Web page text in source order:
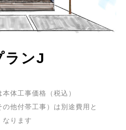
ランJ
体工事価格（税込）
他付帯工事）は別途費用と
なります